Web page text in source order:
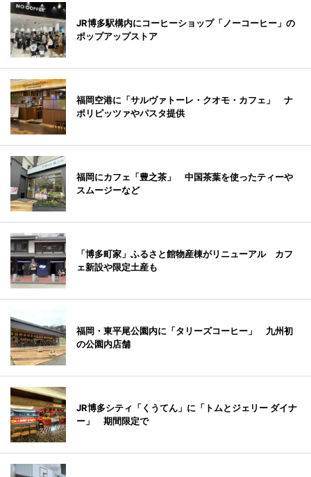
JR博多駅構内にコーヒーショップ「ノーコーヒー」の
ポップアップストア
福岡空港に「サルヴァトーレ・クオモ・カフェ」 ナ
ポリピッツァやパスタ提供
福岡にカフェ「豊之茶」 中国茶葉を使ったティーや
スムージーなど
「博多町家」ふるさと館物産棟がリニューアル カフ
ェ新設や限定土産も
福岡・東平尾公園内に「タリーズコーヒー」 九州初
の公園内店舗
JR博多シティ「くうてん」に「トムとジェリー ダイナ
ー」 期間限定で